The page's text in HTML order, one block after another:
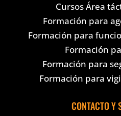
Cursos Área
Formación para
Formación para
Formación
Formación para
Formación para
CONTACTO Y